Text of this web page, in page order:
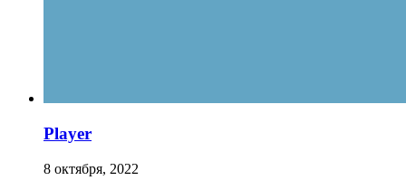
Player
8 октября, 2022